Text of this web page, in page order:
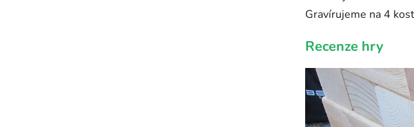
Gravírujeme na 4
Recenze hry